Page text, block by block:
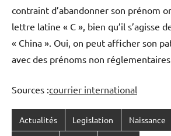
contraint d’abandonner son prénom
lettre latine « C », bien qu’il s’agisse
« China ». Oui, on peut afficher son
avec des prénoms non réglementaires.
Sources :courrier international
Actualités Legislation Naissance